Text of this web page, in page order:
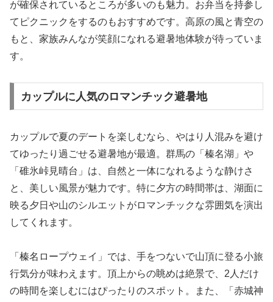
が確保されているところが多いのも魅力。お弁当を持参し
てピクニックをするのもおすすめです。高原の風と青空の
もと、家族みんなが笑顔になれる避暑地体験が待っていま
す。
カップルに人気のロマンチック避暑地
カップルで夏のデートを楽しむなら、やはり人混みを避け
てゆったり過ごせる避暑地が最適。群馬の「榛名湖」や
「碓氷峠見晴台」は、自然と一体になれるような静けさ
と、美しい風景が魅力です。特に夕方の時間帯は、湖面に
映る夕日や山のシルエットがロマンチックな雰囲気を演出
してくれます。
「榛名ロープウェイ」では、手をつないで山頂に登る小旅
行気分が味わえます。頂上からの眺めは絶景で、2人だけ
の時間を楽しむにはぴったりのスポット。また、「赤城神